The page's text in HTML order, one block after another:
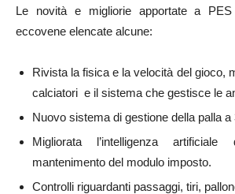
Le novità e migliorie apportate a
eccovene elencate alcune:
Rivista la fisica e la velocità del gioco,
calciatori e il sistema che gestisce le
Nuovo sistema di gestione della palla a
Migliorata l’intelligenza
mantenimento del modulo imposto.
Controlli riguardanti passaggi, tiri,